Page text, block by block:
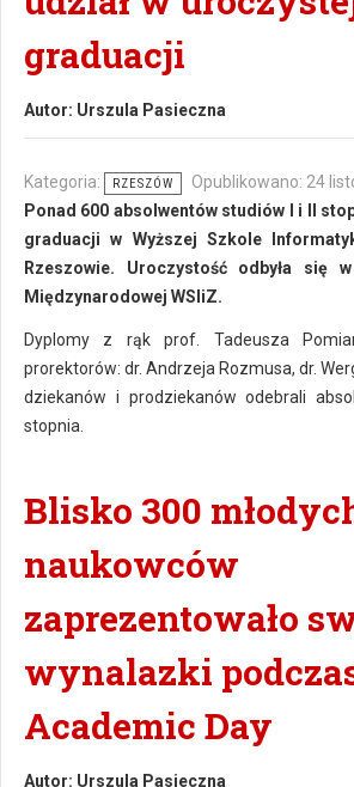
graduacji
Autor: Urszula Pasieczna
Kategoria: RZESZÓW
Opublikowano: 24
Ponad 600 absolwentów studiów I i II
graduacji w Wyższej Szkole
Rzeszowie. Uroczystość odbyła się
Międzynarodowej WSIiZ.
Dyplomy z rąk prof. Tadeusza
prorektorów: dr. Andrzeja Rozmusa, dr.
dziekanów i prodziekanów odebrali
stopnia.
Blisko 300
naukowców
zaprezentowało
wynalazki
Academic Day
Autor: Urszula Pasieczna